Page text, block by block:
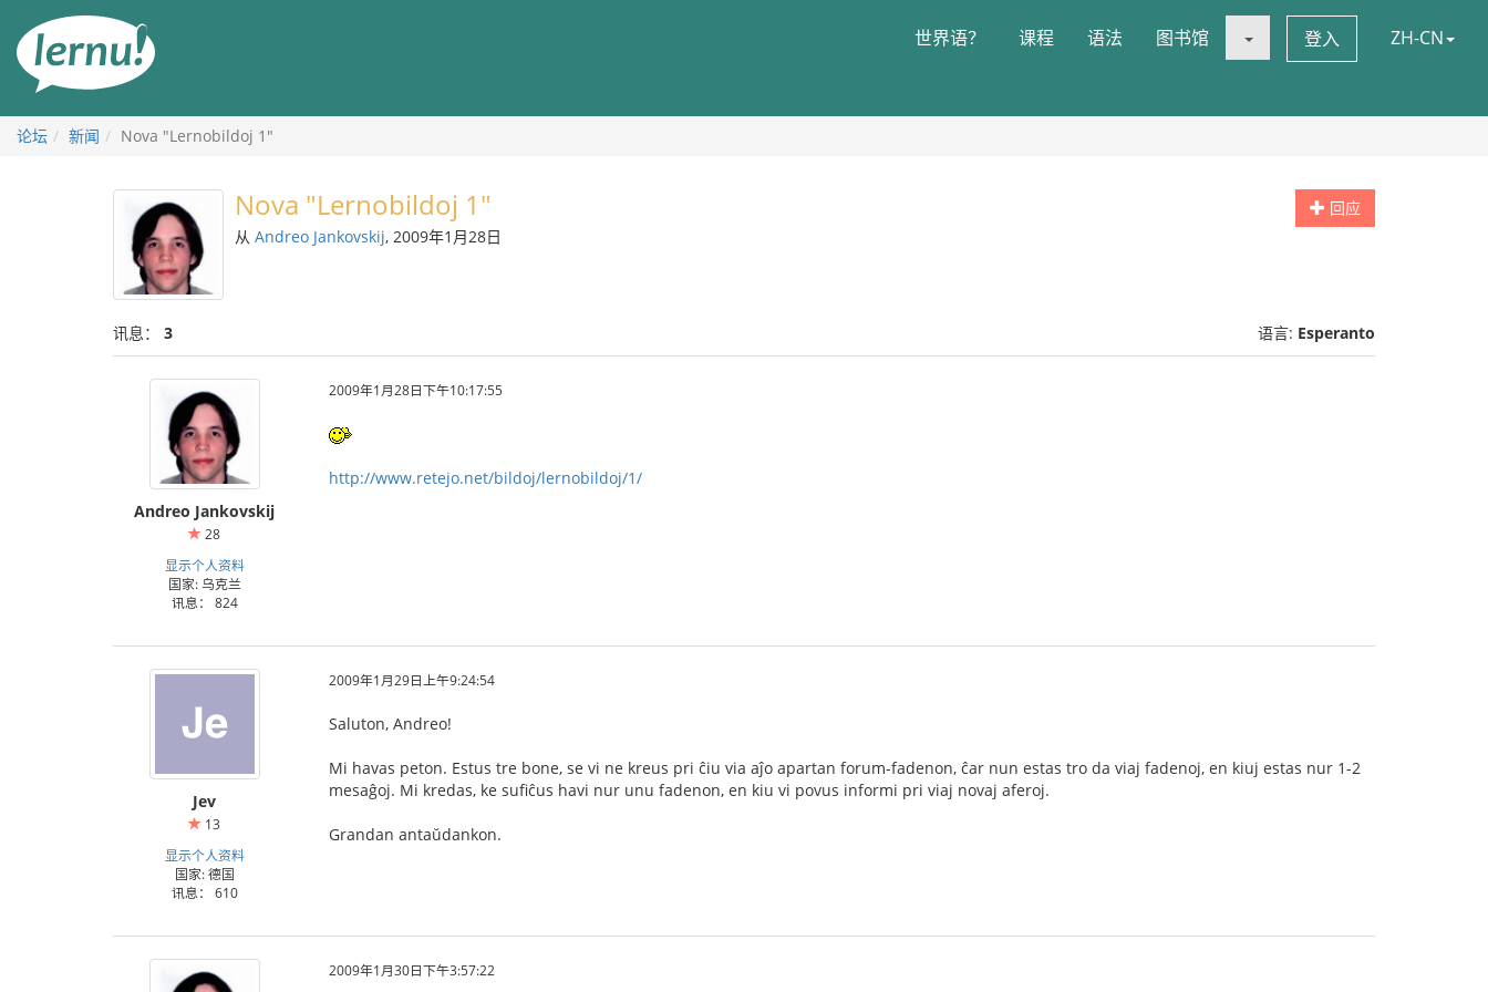
世界语？ 课程 语法 图书馆 登入 ZH-CN
论坛 新闻 Nova "Lernobildoj 1"
回应
Nova "Lernobildoj 1"
从 Andreo Jankovskij, 2009年1月28日
讯息： 3 语言: Esperanto
Andreo Jankovskij
28
显示个人资料
国家: 乌克兰
讯息： 824
2009年1月28日下午10:17:55
http://www.retejo.net/bildoj/lernobildoj/1/
Jev
13
显示个人资料
国家: 德国
讯息： 610
2009年1月29日上午9:24:54
Saluton, Andreo!
Mi havas peton. Estus tre bone, se vi ne kreus pri ĉiu via aĵo apartan forum-fadenon, ĉar nun estas tro da viaj fadenoj, en kiuj estas nur 1-2
mesaĝoj. Mi kredas, ke sufiĉus havi nur unu fadenon, en kiu vi povus informi pri viaj novaj aferoj.
Grandan antaŭdankon.
2009年1月30日下午3:57:22